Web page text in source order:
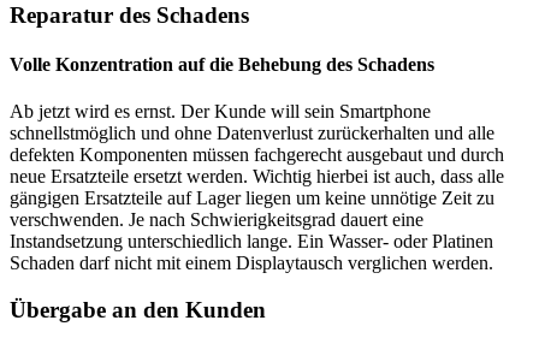
Reparatur des Schadens
Volle Konzentration auf die Behebung des Schadens
Ab jetzt wird es ernst. Der Kunde will sein Smartphone
schnellstmöglich und ohne Datenverlust zurückerhalten und alle
defekten Komponenten müssen fachgerecht ausgebaut und durch
neue Ersatzteile ersetzt werden. Wichtig hierbei ist auch, dass alle
gängigen Ersatzteile auf Lager liegen um keine unnötige Zeit zu
verschwenden. Je nach Schwierigkeitsgrad dauert eine
Instandsetzung unterschiedlich lange. Ein Wasser- oder Platinen
Schaden darf nicht mit einem Displaytausch verglichen werden.
Übergabe an den Kunden